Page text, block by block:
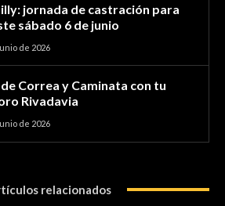
jornada de castración para
sábado 6 de junio
de 2026
Correa y Caminata con tu
Rivadavia
de 2026
relacionados